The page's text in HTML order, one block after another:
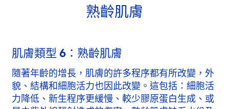
熟齡肌膚
肌膚類型 6：熟齡肌膚
隨著年齡的增長，肌膚的許多程序都有所改變，外
貌、結構和細胞活力也因此改變。這包括：細胞活
力降低、新生程序更緩慢、較少膠原蛋白生成、或